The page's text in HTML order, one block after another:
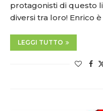
protagonisti di questo
diversi tra loro! Enrico
LEGGI TUTTO